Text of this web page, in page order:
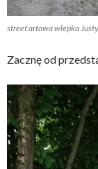
street artowa wlepka
Zacznę od